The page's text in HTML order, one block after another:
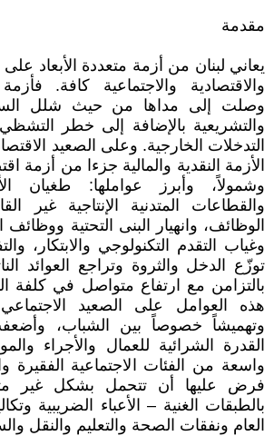
مقدمة
يعاني لبنان من أزمة متعددة الأبعاد
والاقتصادية والاجتماعية كافة.
وصلت إلى مداها من حيث شلل
والتشريعية بالإضافة إلى خطر
التدخلات الخارجية. وعلى الصعيد
الأزمة النقدية والمالية جزءا من أزمة
وشمولاً، وأبرز عواملها: طغيان
والقطاعات المتدنية الإنتاجية غير
الوظائف، وانهيار البنى التحتية ووظائف
وغياب التقدم التكنولوجي والابتكار،
توزّع الدخل والثروة وتراجع العوائد
بالتزامن مع ارتفاع متواصل في كلفة
هذه العوامل على الصعيد
وتهميشاً خصوصاً بين الشباب،
القدرة الشرائية للعمال والأجراء
واسعة من الفئات الاجتماعية الفقيرة
فرض عليها أن تتحمل بشكل غير
بالطبقات الغنية – الأعباء الضريبية
العام ونفقات الصحة والتعليم والنقل